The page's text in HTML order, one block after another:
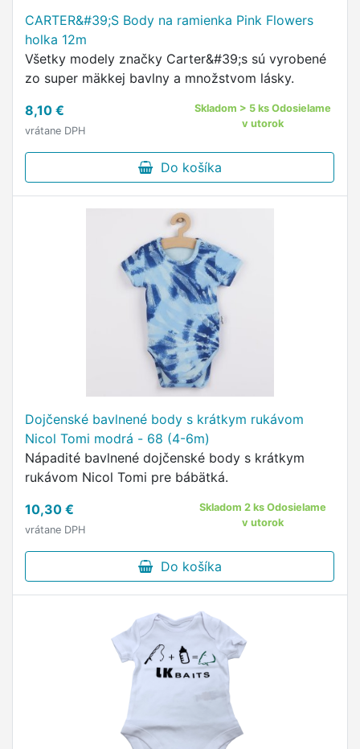
CARTER&#39;S Body na ramienka Pink Flowers
holka 12m
Všetky modely značky Carter&#39;s sú vyrobené
zo super mäkkej bavlny a množstvom lásky.
8,10 €
vrátane DPH
Skladom > 5 ks Odosielame
v utorok
Do košíka
Dojčenské bavlnené body s krátkym rukávom
Nicol Tomi modrá - 68 (4-6m)
Nápadité bavlnené dojčenské body s krátkym
rukávom Nicol Tomi pre bábätká.
10,30 €
vrátane DPH
Skladom 2 ks Odosielame
v utorok
Do košíka